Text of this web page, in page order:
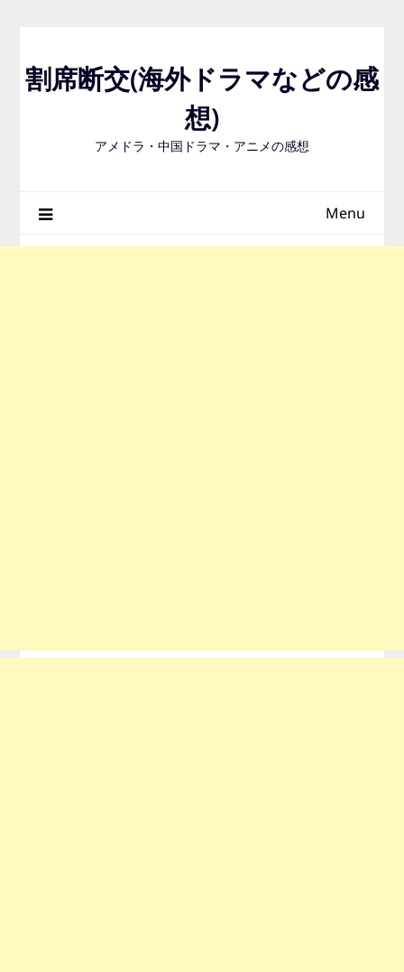
割席断交(海外ドラマなどの感
想)
アメドラ・中国ドラマ・アニメの感想
Menu